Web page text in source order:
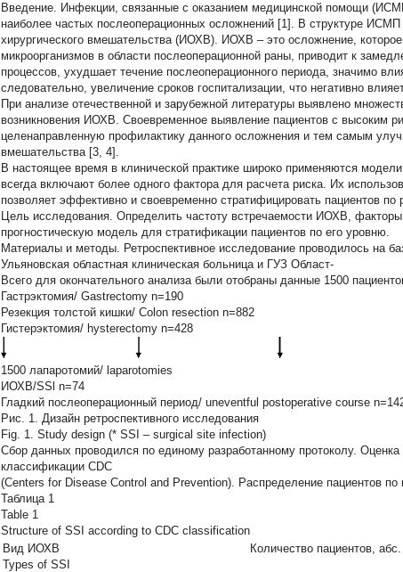
Введение. Инфекции, связанные с оказанием медицинской помощи
наиболее частых послеоперационных осложнений [1]. В структуре
хирургического вмешательства (ИОХВ). ИОХВ – это осложнение, которое
микроорганизмов в области послеоперационной раны, приводит к
процессов, ухудшает течение послеоперационного периода, значимо
следовательно, увеличение сроков госпитализации, что негативно
При анализе отечественной и зарубежной литературы выявлено
возникновения ИОХВ. Своевременное выявление пациентов с высоким
целенаправленную профилактику данного осложнения и тем самым
вмешательства [3, 4].
В настоящее время в клинической практике широко применяются
всегда включают более одного фактора для расчета риска. Их
позволяет эффективно и своевременно стратифицировать пациентов по
Цель исследования. Определить частоту встречаемости ИОХВ, факторы
прогностическую модель для стратификации пациентов по его уровню.
Материалы и методы. Ретроспективное исследование проводилось на
Ульяновская областная клиническая больница и ГУЗ Област-
Всего для окончательного анализа были отобраны данные 1500
Гастрэктомия/ Gastrectomy n=190
Резекция толстой кишки/ Colon resection n=882
Гистерэктомия/ hysterectomy n=428
1500 лапаротомий/ laparotomies
ИОХВ/SSl n=74
Гладкий послеоперационный период/ uneventful postoperative course
Рис. 1. Дизайн ретроспективного исследования
Fig. 1. Study design (* SSI – surgical site infection)
Сбор данных проводился по единому разработанному протоколу.
классификации CDC
(Centers for Disease Control and Prevention). Распределение пациентов
Таблица 1
Table 1
Structure of SSI according to CDC classification
Вид ИОХВ
Types of SSI
Количество пациентов,